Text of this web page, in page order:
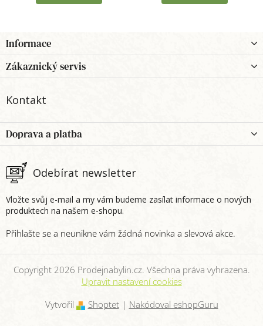
á
p
a
Informace
Zákaznický servis
Kontakt
Odebírat newsletter
Vložte svůj e-mail a my vám budeme zasílat informace o nových
produktech na našem e-shopu.
Doprava a platba
Vytvořil Shoptet | Nakódoval eshopGuru
Copyright 2026 Prodejnabylin.cz. Všechna práva vyhrazena.
Upravit nastavení cookies